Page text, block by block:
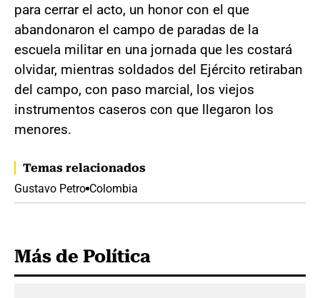
para cerrar el acto, un honor con el que
abandonaron el campo de paradas de la
escuela militar en una jornada que les costará
olvidar, mientras soldados del Ejército retiraban
del campo, con paso marcial, los viejos
instrumentos caseros con que llegaron los
menores.
Temas relacionados
Gustavo Petro Colombia
Más de Política